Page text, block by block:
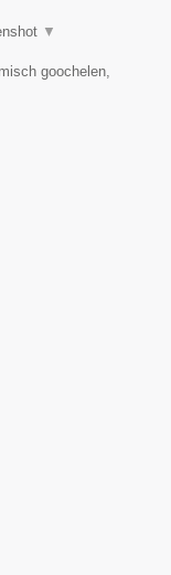
▼
goochelen,